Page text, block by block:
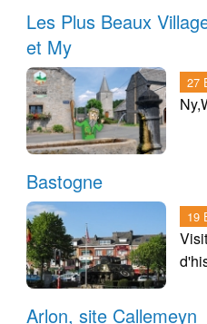
Les Plus Beaux
et My
27
Bastogne
19
Arlon, site Callemeyn